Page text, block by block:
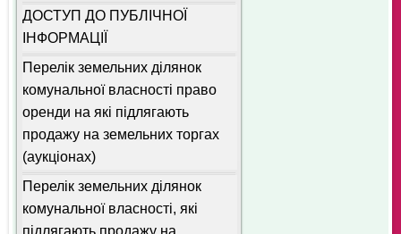
ДОСТУП ДО ПУБЛІЧНОЇ
ІНФОРМАЦІЇ
Перелік земельних ділянок
комунальної власності право
оренди на які підлягають
продажу на земельних торгах
(аукціонах)
Перелік земельних ділянок
комунальної власності, які
підлягають продажу на